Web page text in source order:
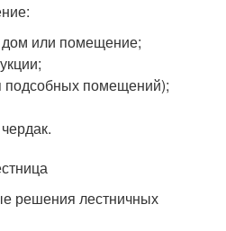
или помещение;
подсобных помещений);
решения лестничных